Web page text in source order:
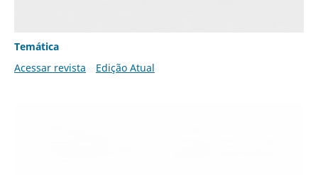
Temática
Acessar revista
Edição Atual